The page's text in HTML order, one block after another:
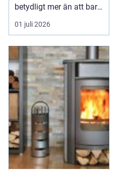
betydligt mer än att bara
jämföra pris. Ett bygge
påverkar vardagen,
bostaden under lång tid
framåt. Den som
planerar renovering,
tillbyggnad eller nytt
bygge tjänar därför på
att tänk...
01 juli 2026